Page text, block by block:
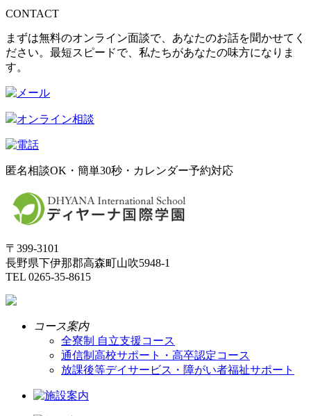
CONTACT
まずは無料のオンライン面談で、あなたのお話を聞かせてく
ださい。最短スピードで、私たちがあなたの味方になりま
す。
オンライン相談
匿名相談OK・簡単30秒・カレンダー予約対応
〒399-3101
長野県下伊那郡高森町山吹5948-1
TEL 0265-35-8615
コース案内
全寮制 自立支援コース
通信制高校サポート・高卒認定コース
放課後等デイサービス・障がい者福祉サポート